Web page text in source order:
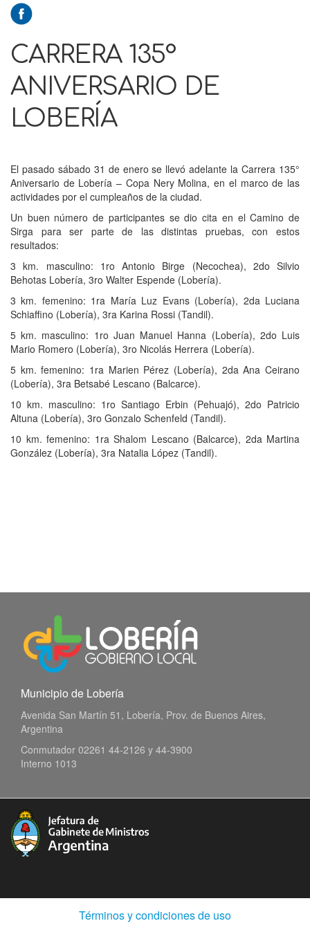
CARRERA 135°
ANIVERSARIO DE
LOBERÍA
El pasado sábado 31 de enero se llevó adelante la Carrera 135°
Aniversario de Lobería – Copa Nery Molina, en el marco de las
actividades por el cumpleaños de la ciudad.
Un buen número de participantes se dio cita en el Camino de
Sirga para ser parte de las distintas pruebas, con estos
resultados:
3 km. masculino: 1ro Antonio Birge (Necochea), 2do Silvio
Behotas Lobería, 3ro Walter Espende (Lobería).
3 km. femenino: 1ra María Luz Evans (Lobería), 2da Luciana
Schiaffino (Lobería), 3ra Karina Rossi (Tandil).
5 km. masculino: 1ro Juan Manuel Hanna (Lobería), 2do Luis
Mario Romero (Lobería), 3ro Nicolás Herrera (Lobería).
5 km. femenino: 1ra Marien Pérez (Lobería), 2da Ana Ceirano
(Lobería), 3ra Betsabé Lescano (Balcarce).
10 km. masculino: 1ro Santiago Erbin (Pehuajó), 2do Patricio
Altuna (Lobería), 3ro Gonzalo Schenfeld (Tandil).
10 km. femenino: 1ra Shalom Lescano (Balcarce), 2da Martina
González (Lobería), 3ra Natalia López (Tandil).
Municipio de Lobería
Avenida San Martín 51, Lobería, Prov. de Buenos Aires,
Argentina
Conmutador 02261 44-2126 y 44-3900
Interno 1013
Términos y condiciones de uso(Abre